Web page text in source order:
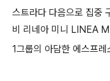
스트라다 다음으로 집중
비 리네아 미니 LINEA
1그룹의 아담한 에스프레